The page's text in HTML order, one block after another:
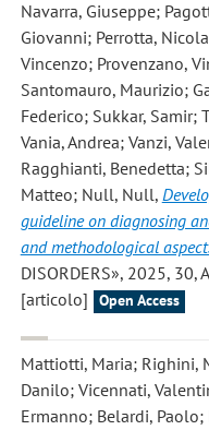
Navarra, Giuseppe;
Giovanni; Perrotta,
Vincenzo; Provenzano,
Santomauro, Maurizio;
Federico; Sukkar, Samir;
Vania, Andrea; Vanzi,
Ragghianti, Benedetta;
Matteo; Null, Null,
guideline on diagnosing
and methodological
DISORDERS», 2025, 30,
[articolo]
Open Access
Mattiotti, Maria; Righini,
Danilo; Vicennati,
Ermanno; Belardi,